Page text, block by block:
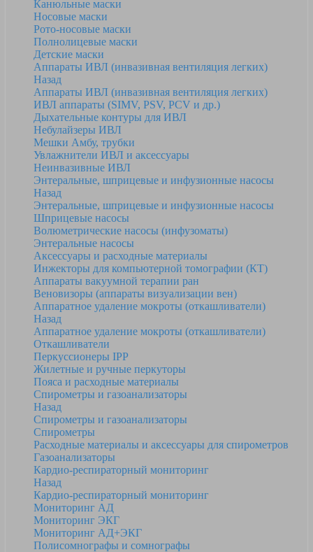
Канюльные маски
Носовые маски
Рото-носовые маски
Полнолицевые маски
Детские маски
Аппараты ИВЛ (инвазивная вентиляция легких)
Назад
Аппараты ИВЛ (инвазивная вентиляция легких)
ИВЛ аппараты (SIMV, PSV, PCV и др.)
Дыхательные контуры для ИВЛ
Небулайзеры ИВЛ
Мешки Амбу, трубки
Увлажнители ИВЛ и аксессуары
Неинвазивные ИВЛ
Энтеральные, шприцевые и инфузионные насосы
Назад
Энтеральные, шприцевые и инфузионные насосы
Шприцевые насосы
Волюметрические насосы (инфузоматы)
Энтеральные насосы
Аксессуары и расходные материалы
Инжекторы для компьютерной томографии (КТ)
Аппараты вакуумной терапии ран
Веновизоры (аппараты визуализации вен)
Аппаратное удаление мокроты (откашливатели)
Назад
Аппаратное удаление мокроты (откашливатели)
Откашливатели
Перкуссионеры IPP
Жилетные и ручные перкуторы
Пояса и расходные материалы
Спирометры и газоанализаторы
Назад
Спирометры и газоанализаторы
Спирометры
Расходные материалы и аксессуары для спирометров
Газоанализаторы
Кардио-респираторный мониторинг
Назад
Кардио-респираторный мониторинг
Мониторинг АД
Мониторинг ЭКГ
Мониторинг АД+ЭКГ
Полисомнографы и сомнографы